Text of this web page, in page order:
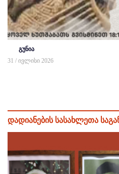
გუნია
31 / ივლისი 2026
დადიანების სასახლეთა